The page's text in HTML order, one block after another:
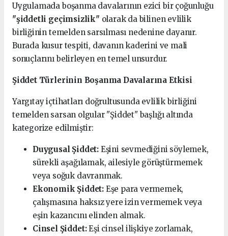
Uygulamada boşanma davalarının ezici bir çoğunluğu
"şiddetli geçimsizlik" olarak da bilinen evlilik
birliğinin temelden sarsılması nedenine dayanır.
Burada kusur tespiti, davanın kaderini ve mali
sonuçlarını belirleyen en temel unsurdur.
Şiddet Türlerinin Boşanma Davalarına Etkisi
Yargıtay içtihatları doğrultusunda evlilik birliğini
temelden sarsan olgular "Şiddet" başlığı altında
kategorize edilmiştir:
Duygusal Şiddet:Eşini sevmediğini söylemek,
sürekli aşağılamak, ailesiyle görüştürmemek
veya soğuk davranmak.
Ekonomik Şiddet:Eşe para vermemek,
çalışmasına haksız yere izin vermemek veya
eşin kazancını elinden almak.
Cinsel Şiddet:Eşi cinsel ilişkiye zorlamak,